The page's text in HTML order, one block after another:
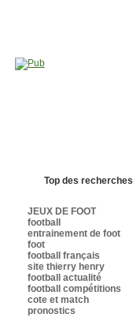
Top des recherches
JEUX DE FOOT
football
entrainement de foot
foot
football français
site thierry henry
football actualité
football compétitions
cote et match
pronostics